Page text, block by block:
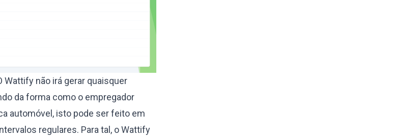
Wattify não irá gerar quaisquer
da forma como o empregador
automóvel, isto pode ser feito em
regulares. Para tal, o Wattify